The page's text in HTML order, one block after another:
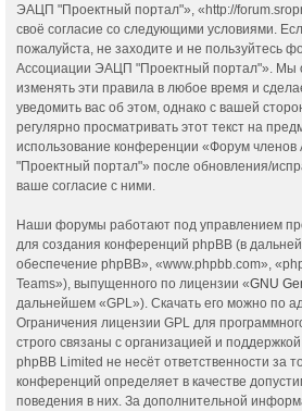
ЭАЦП "Проектный портал"», «http://
своё согласие со следующими условиями.
пожалуйста, не заходите и не пользуйтесь
Ассоциации ЭАЦП "Проектный портал"». Мы
изменять эти правила в любое время и
уведомить вас об этом, однако с вашей
регулярно просматривать этот текст на
использование конференции «Форум
"Проектный портал"» после обновления/
ваше согласие с ними.
Наши форумы работают под управлением
для создания конференций phpBB (в
обеспечение phpBB», «www.phpbb.com»,
Teams»), выпущенного по лицензии «GNU
дальнейшем «GPL»). Скачать его можно по
Ограничения лицензии GPL для
строго связаны с организацией и
phpBB Limited не несёт ответственности за
конференций определяет в качестве
поведения в них. За дополнительной